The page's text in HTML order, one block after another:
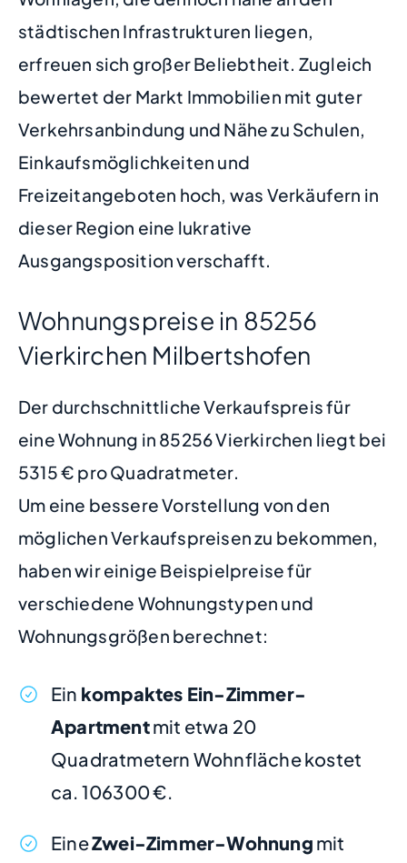
städtischen Infrastrukturen liegen,
erfreuen sich großer Beliebtheit. Zugleich
bewertet der Markt Immobilien mit guter
Verkehrsanbindung und Nähe zu Schulen,
Einkaufsmöglichkeiten und
Freizeitangeboten hoch, was Verkäufern in
dieser Region eine lukrative
Ausgangsposition verschafft.
Wohnungspreise in 85256
Vierkirchen Milbertshofen
Der durchschnittliche Verkaufspreis für
eine Wohnung in 85256 Vierkirchen liegt bei
5315 € pro Quadratmeter.
Um eine bessere Vorstellung von den
möglichen Verkaufspreisen zu bekommen,
haben wir einige Beispielpreise für
verschiedene Wohnungstypen und
Wohnungsgrößen berechnet:
Ein kompaktes Ein-Zimmer-
Apartmentmit etwa 20
Quadratmetern Wohnfläche kostet
ca. 106300 €.
EineZwei-Zimmer-Wohnung mit